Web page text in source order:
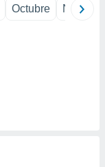
Octubre